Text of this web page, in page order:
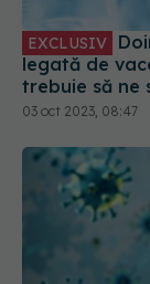
EXCLUSIV
legată de
trebuie să ne
corect
03 oct 2023, 08:47